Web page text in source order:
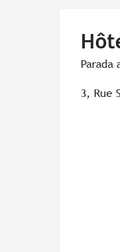
3, Rue